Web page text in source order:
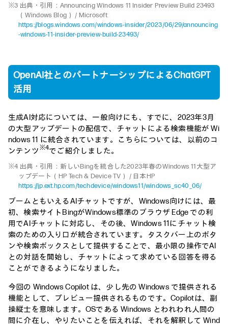
※3 出典・引用：Announcing Windows 11 Insider Preview Build 23493
（Windows Blog） / Microsoft
https://blogs.windows.com/windows-insider/2023/06/29/announcing
-windows-11-insider-preview-build-23493/
OpenAI社とのパートナーシップによるChatGPT
活用
生成AI対応については、一般向けにも、すでに、2023年3月
の大型アップデートの配信で、チャットによる検索機能が Wi
ndows 11 に統合されています。こちらについては、以前のコ
ンテンツ ※4でご紹介しました。
※4 出典・引用：新しいBingを統合した2023年春のWindows 11大型ア
ップデート（HP Tech & Device TV） / 日本HP
https://jp.ext.hp.com/techdevice/windows11/windows_sc40_06/
ブームともいえるAIチャットですが、Windows向けには、最
初、検索サイトBingがWindows標準のブラウザ Edge での利
用でAIチャットに対応し、その後、Windows 11にチャット検
索のための入り口が統合されています。タスクバー上のボタ
ンや検索ボックスとして提供することで、最小限の操作でAI
との対話を開始し、チャットによって求めている回答を得る
ことができるようになりました。
今回の Windows Copilot は、少し先の Windows で提供される
機能として、プレビュー提供されるものです。Copilotは、副
操縦士を意味します。OSである Windows とわれわれ人間の
間に介在し、やりたいことを伝えれば、それを解釈して Wind